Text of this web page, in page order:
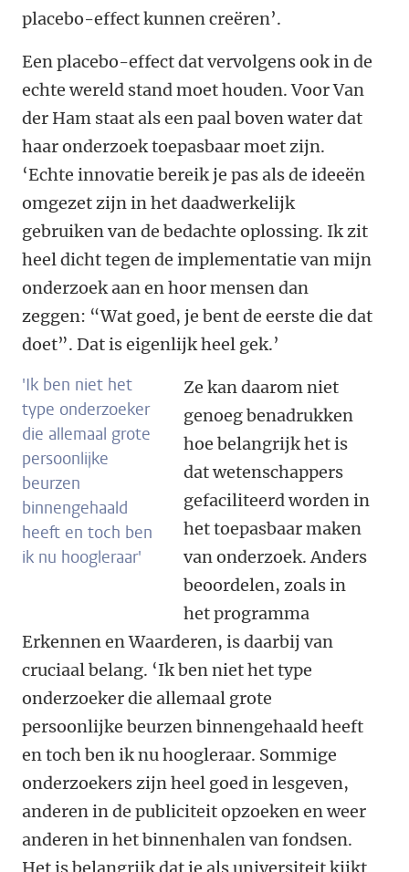
placebo-effect kunnen creëren’.
Een placebo-effect dat vervolgens ook in de
echte wereld stand moet houden. Voor Van
der Ham staat als een paal boven water dat
haar onderzoek toepasbaar moet zijn.
‘Echte innovatie bereik je pas als de ideeën
omgezet zijn in het daadwerkelijk
gebruiken van de bedachte oplossing. Ik zit
heel dicht tegen de implementatie van mijn
onderzoek aan en hoor mensen dan
zeggen: “Wat goed, je bent de eerste die dat
doet”. Dat is eigenlijk heel gek.’
'Ik ben niet het
type onderzoeker
die allemaal grote
persoonlijke
beurzen
binnengehaald
heeft en toch ben
ik nu hoogleraar'
Ze kan daarom niet
genoeg benadrukken
hoe belangrijk het is
dat wetenschappers
gefaciliteerd worden in
het toepasbaar maken
van onderzoek. Anders
beoordelen, zoals in
het programma
Erkennen en Waarderen, is daarbij van
cruciaal belang. ‘Ik ben niet het type
onderzoeker die allemaal grote
persoonlijke beurzen binnengehaald heeft
en toch ben ik nu hoogleraar. Sommige
onderzoekers zijn heel goed in lesgeven,
anderen in de publiciteit opzoeken en weer
anderen in het binnenhalen van fondsen.